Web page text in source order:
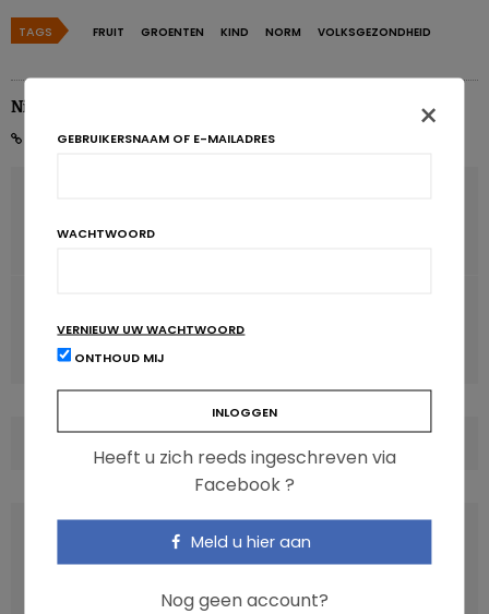
TAGS FRUIT GROENTEN KIND NORM VOLKSGEZONDHEID
Nicolas Guggenbühl
Contact tussen materialen en levensmiddelen: nieuwe
×
GEBRUIKERSNAAM OF E-MAILADRES
WACHTWOORD
VERNIEUW UW WACHTWOORD
ONTHOUD MIJ
Heeft u zich reeds ingeschreven via
Facebook ?
Meld u hier aan
Nog geen account?